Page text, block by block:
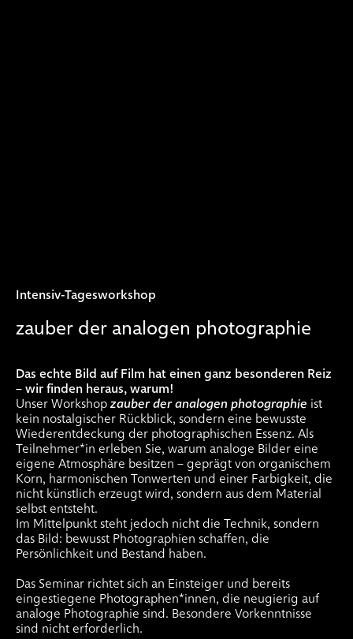
Intensiv-Tagesworkshop
zauber der analogen photographie
Das echte Bild auf Film hat einen ganz besonderen Reiz
– wir finden heraus, warum!
Unser Workshopzauber der analogen photographie ist
kein nostalgischer Rückblick, sondern eine bewusste
Wiederentdeckung der photographischen Essenz. Als
Teilnehmer*in erleben Sie, warum analoge Bilder eine
eigene Atmosphäre besitzen – geprägt von organischem
Korn, harmonischen Tonwerten und einer Farbigkeit, die
nicht künstlich erzeugt wird, sondern aus dem Material
selbst entsteht.
Im Mittelpunkt steht jedoch nicht die Technik, sondern
das Bild: bewusst Photographien schaffen, die
Persönlichkeit und Bestand haben.
Das Seminar richtet sich an Einsteiger und bereits
eingestiegene Photographen*innen, die neugierig auf
analoge Photographie sind. Besondere Vorkenntnisse
sind nicht erforderlich.